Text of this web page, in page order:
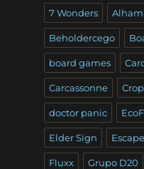
7 Wonders
Beholdercego
board games
Carcassonne
doctor panic
Elder Sign
Fluxx Grupo D20